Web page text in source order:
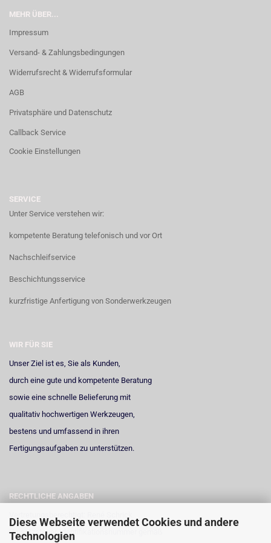
Diese Webseite verwendet Cookies und andere
Technologien
MEHR ÜBER...
Impressum
Versand- & Zahlungsbedingungen
Widerrufsrecht & Widerrufsformular
AGB
Privatsphäre und Datenschutz
Callback Service
Cookie Einstellungen
SERVICE
Unter Service verstehen wir:
kompetente Beratung telefonisch und vor Ort
Nachschleifservice
Beschichtungsservice
kurzfristige Anfertigung von Sonderwerkzeugen
WIR FÜR SIE
Unser Ziel ist es, Sie als Kunden,
durch eine gute und kompetente Beratung
sowie eine schnelle Belieferung mit
qualitativ hochwertigen Werkzeugen,
bestens und umfassend in ihren
Fertigungsaufgaben zu unterstützen.
RECHTLICHE ANGABEN
Umsatzsteuer-Identifikationsnummer gemäß